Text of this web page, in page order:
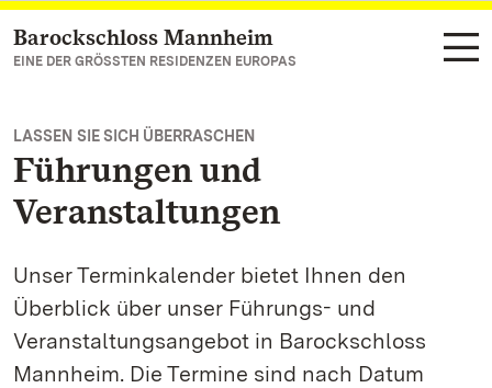
Zum Hauptinhalt springen
Barockschloss Mannheim
EINE DER GRÖSSTEN RESIDENZEN EUROPAS
LASSEN SIE SICH ÜBERRASCHEN
Führungen und
Veranstaltungen
Unser Terminkalender bietet Ihnen den
Überblick über unser Führungs- und
Veranstaltungsangebot in Barockschloss
Mannheim. Die Termine sind nach Datum